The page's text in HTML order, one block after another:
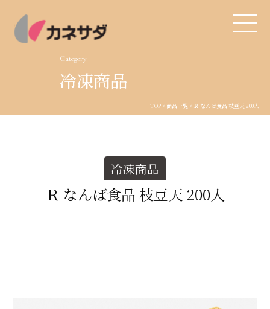
TOP
美味しい安心
商品・開発
Category
冷凍商品
TOP<商品一覧 < Ｒ なんば食品 枝豆天 200入
冷凍商品
Ｒ なんば食品 枝豆天 200入